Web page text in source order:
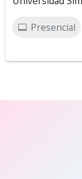
Presencial